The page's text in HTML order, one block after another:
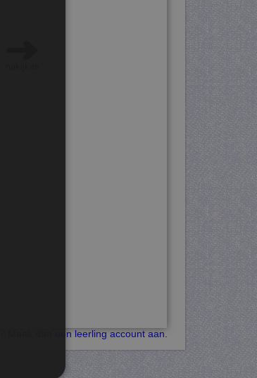
Maak dan een leerling account aan.